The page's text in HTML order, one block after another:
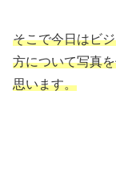
そこで今日はビ
方について写真
思います。